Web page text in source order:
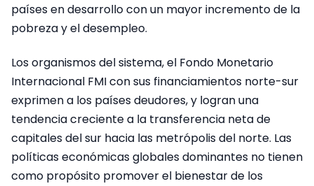
países en desarrollo con un mayor incremento de la
pobreza y el desempleo.
Los organismos del sistema, el Fondo Monetario
Internacional FMI con sus financiamientos norte-sur
exprimen a los países deudores, y logran una
tendencia creciente a la transferencia neta de
capitales del sur hacia las metrópolis del norte. Las
políticas económicas globales dominantes no tienen
como propósito promover el bienestar de los